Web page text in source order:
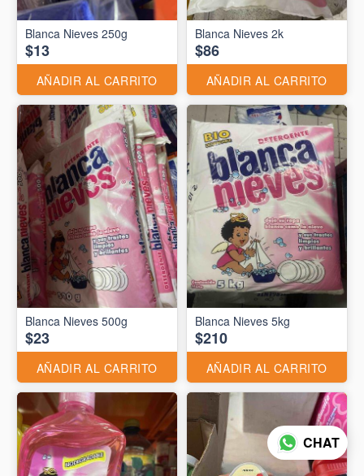
Blanca Nieves 250g
$13
AÑADIR AL CARRITO
Blanca Nieves 2k
$86
AÑADIR AL CARRITO
Blanca Nieves 500g
$23
AÑADIR AL CARRITO
Blanca Nieves 5kg
$210
AÑADIR AL CARRITO
CHAT